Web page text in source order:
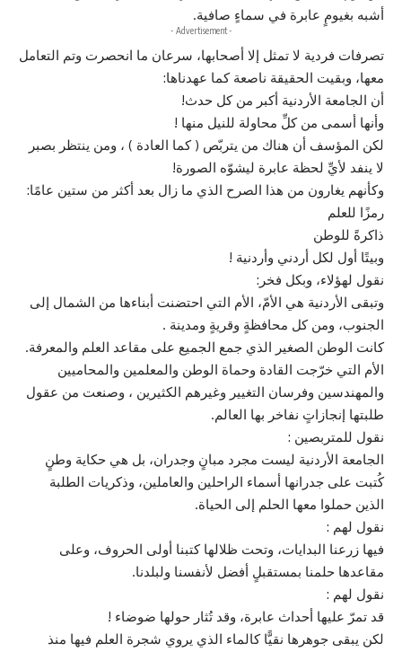
أشبه بغيومٍ عابرة في سماءٍ صافية.
- Advertisement -
تصرفات فردية لا تمثل إلا أصحابها، سرعان ما انحصرت وتم التعامل
معها، وبقيت الحقيقة ناصعة كما عهدناها:
أن الجامعة الأردنية أكبر من كل حدث!
وأنها أسمى من كلِّ محاولة للنيل منها !
لكن المؤسف أن هناك من يتربّص ( كما العادة ) ، ومن ينتظر بصبر
لا ينفد لأيِّ لحظة عابرة ليشوّه الصورة!
وكأنهم يغارون من هذا الصرح الذي ما زال بعد أكثر من ستين عامًا:
رمزًا للعلم
ذاكرةً للوطن
وبيتًا أول لكل أردني وأردنية !
نقول لهؤلاء، وبكل فخر:
وتبقى الأردنية هي الأمّ، الأم التي احتضنت أبناءها من الشمال إلى
الجنوب، ومن كل محافظةٍ وقريةٍ ومدينة .
كانت الوطن الصغير الذي جمع الجميع على مقاعد العلم والمعرفة.
الأم التي خرّجت القادة وحماة الوطن والمعلمين والمحاميين
والمهندسين وفرسان التغيير وغيرهم الكثيرين ، وصنعت من عقول
طلبتها إنجازاتٍ نفاخر بها العالم.
نقول للمتربصين :
الجامعة الأردنية ليست مجرد مبانٍ وجدران، بل هي حكاية وطنٍ
كُتبت على جدرانها أسماء الراحلين والعاملين، وذكريات الطلبة
الذين حملوا معها الحلم إلى الحياة.
نقول لهم :
فيها زرعنا البدايات، وتحت ظلالها كتبنا أولى الحروف، وعلى
مقاعدها حلمنا بمستقبلٍ أفضل لأنفسنا ولبلدنا.
نقول لهم :
قد تمرّ عليها أحداث عابرة، وقد تُثار حولها ضوضاء !
لكن يبقى جوهرها نقيًّا كالماء الذي يروي شجرة العلم فيها منذ